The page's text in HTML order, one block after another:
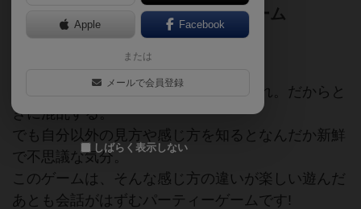
遊んだ後も会話がはずむボードゲーム
言葉遊び
同じ体験をしても、感じ方は人それぞれ。だからと
きに混乱する。
でも自分以外の見方や感じ方を知るとなんだか新鮮
で不思議な気分。
このゲームは、そんな感じ方の違いが楽しい遊んだ
あとも会話がはずむパーティーゲームです!
Apple Facebook
または
メールで会員登録
しばらく表示しない